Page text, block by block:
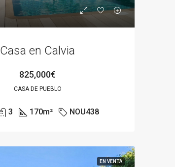
Casa en Calvia
825,000€
CASA DE PUEBLO
3 170m² NOU438
EN VENTA